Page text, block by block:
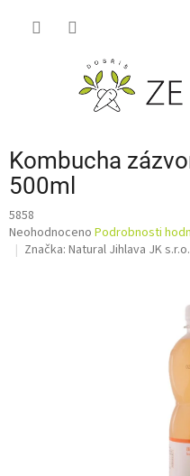
Kombucha
500ml
5858
Průměrné
hodnocení
Neohodnoceno Podrobnosti
Značka: Natural Jihlava JK s.r.o.